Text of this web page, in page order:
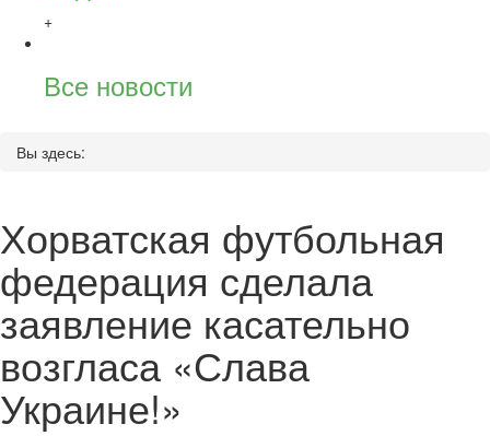
+
Все новости
Вы здесь:
Хорватская футбольная
федерация сделала
заявление касательно
возгласа «Слава
Украине!»